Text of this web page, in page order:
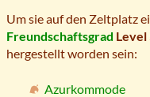
Um sie auf den Zeltplatz
Freundschaftsgrad Level
hergestellt worden sein:
Azurkommode